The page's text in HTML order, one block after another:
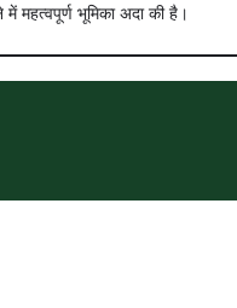
महत्वपूर्ण भूमिका अदा की है।